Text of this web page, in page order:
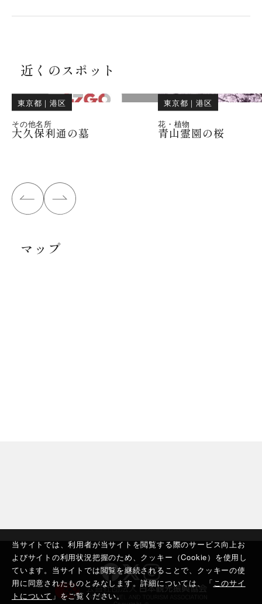
当サイトでは、利用者が当サイトを閲覧する際のサービス向上お
よびサイトの利用状況把握のため、クッキー（Cookie）を使用し
ています。当サイトでは閲覧を継続されることで、クッキーの使
用に同意されたものとみなします。詳細については、「このサイ
トについて 」をご覧ください。
近くのスポット
東京都 ｜港区
その他名所
大久保利通の墓
東京都 ｜港区
花・植物
青山霊園の桜
マップ